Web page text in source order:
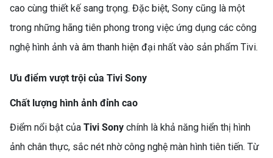
cao cùng thiết kế sang trọng. Đặc biệt, Sony cũng là một
trong những hãng tiên phong trong việc ứng dụng các công
nghệ hình ảnh và âm thanh hiện đại nhất vào sản phẩm Tivi.
Ưu điểm vượt trội của Tivi Sony
Chất lượng hình ảnh đỉnh cao
Điểm nổi bật của Tivi Sonychính là khả năng hiển thị hình
ảnh chân thực, sắc nét nhờ công nghệ màn hình tiên tiến. Từ